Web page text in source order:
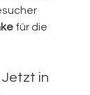
für die
Jetzt in